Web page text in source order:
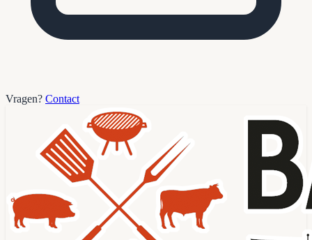
Vragen? Contact